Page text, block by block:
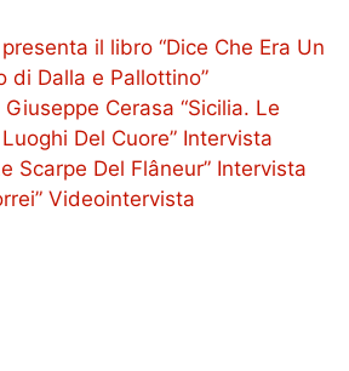
il libro “Dice Che Era Un
di Dalla e Pallottino”
Giuseppe Cerasa “Sicilia. Le
Del Cuore” Intervista
Scarpe Del Flâneur” Intervista
Videointervista